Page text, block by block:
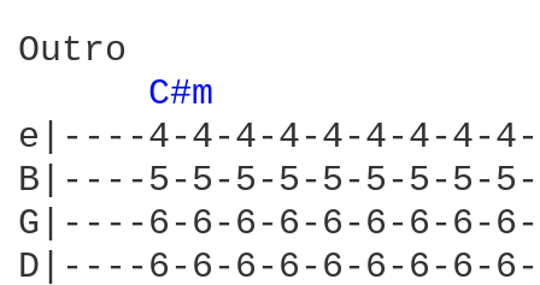
Outro
C#m
e|----4-4-4-4-4-4-4-4-
B|----5-5-5-5-5-5-5-5-
G|----6-6-6-6-6-6-6-6-
D|----6-6-6-6-6-6-6-6-